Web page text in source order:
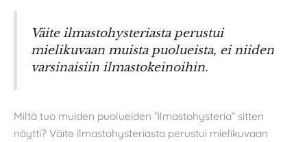
Väite ilmastohysteriasta perustui
mielikuvaan muista puolueista, ei niiden
varsinaisiin ilmastokeinoihin.
Miltä tuo muiden puolueiden ”ilmastohysteria” sitten
näytti? Väite ilmastohysteriasta perustui mielikuvaan